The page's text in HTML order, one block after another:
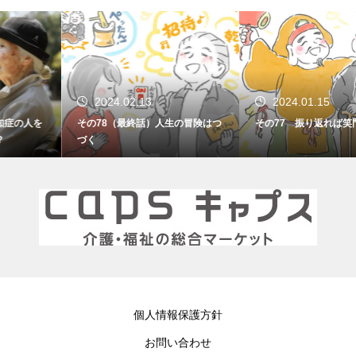
2024.02.13
その78（最終話）人生の冒険はつ
2024.01.15
その77 振り返れば笑門来福
個人情報保護方針
お問い合わせ